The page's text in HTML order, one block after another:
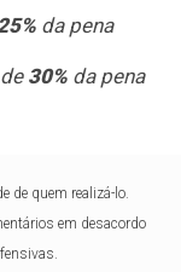
da pena
30%da pena
de quem realizá-lo.
em desacordo